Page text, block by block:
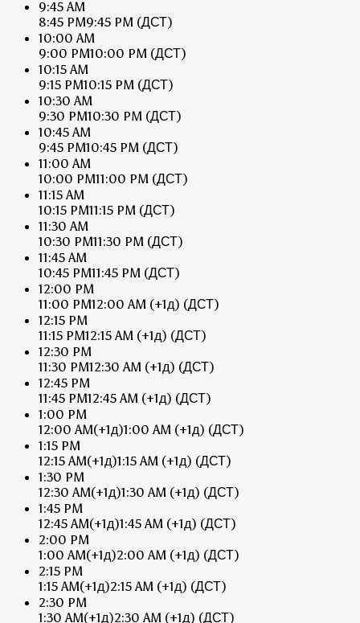
9:45 AM
8:45 PM9:45 PM (ДСТ)
10:00 AM
9:00 PM10:00 PM (ДСТ)
10:15 AM
9:15 PM10:15 PM (ДСТ)
10:30 AM
9:30 PM10:30 PM (ДСТ)
10:45 AM
9:45 PM10:45 PM (ДСТ)
11:00 AM
10:00 PM11:00 PM (ДСТ)
11:15 AM
10:15 PM11:15 PM (ДСТ)
11:30 AM
10:30 PM11:30 PM (ДСТ)
11:45 AM
10:45 PM11:45 PM (ДСТ)
12:00 PM
11:00 PM12:00 AM (+1д) (ДСТ)
12:15 PM
11:15 PM12:15 AM (+1д) (ДСТ)
12:30 PM
11:30 PM12:30 AM (+1д) (ДСТ)
12:45 PM
11:45 PM12:45 AM (+1д) (ДСТ)
1:00 PM
12:00 AM(+1д)1:00 AM (+1д) (ДСТ)
1:15 PM
12:15 AM(+1д)1:15 AM (+1д) (ДСТ)
1:30 PM
12:30 AM(+1д)1:30 AM (+1д) (ДСТ)
1:45 PM
12:45 AM(+1д)1:45 AM (+1д) (ДСТ)
2:00 PM
1:00 AM(+1д)2:00 AM (+1д) (ДСТ)
2:15 PM
1:15 AM(+1д)2:15 AM (+1д) (ДСТ)
2:30 PM
1:30 AM(+1д)2:30 AM (+1д) (ДСТ)